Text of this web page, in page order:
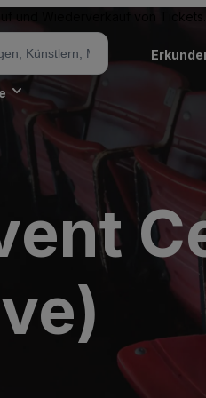
und Wiederverkauf von